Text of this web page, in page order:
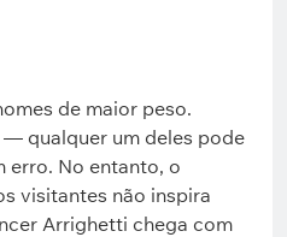
de maior peso.
qualquer um deles pode
erro. No entanto, o
visitantes não inspira
Arrighetti chega com